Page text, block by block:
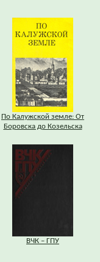
По Калужской земле: От
Боровска до Козельска
ВЧК – ГПУ